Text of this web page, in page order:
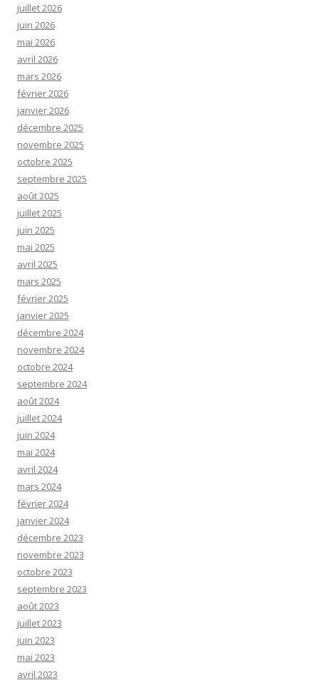
juillet 2026
juin 2026
mai 2026
avril 2026
mars 2026
février 2026
janvier 2026
décembre 2025
novembre 2025
octobre 2025
septembre 2025
août 2025
juillet 2025
juin 2025
mai 2025
avril 2025
mars 2025
février 2025
janvier 2025
décembre 2024
novembre 2024
octobre 2024
septembre 2024
août 2024
juillet 2024
juin 2024
mai 2024
avril 2024
mars 2024
février 2024
janvier 2024
décembre 2023
novembre 2023
octobre 2023
septembre 2023
août 2023
juillet 2023
juin 2023
mai 2023
avril 2023